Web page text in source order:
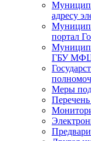
адресу
портал
ГБУ
Меры